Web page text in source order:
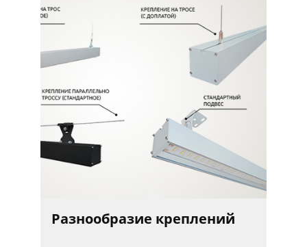
Разнообразие креплений